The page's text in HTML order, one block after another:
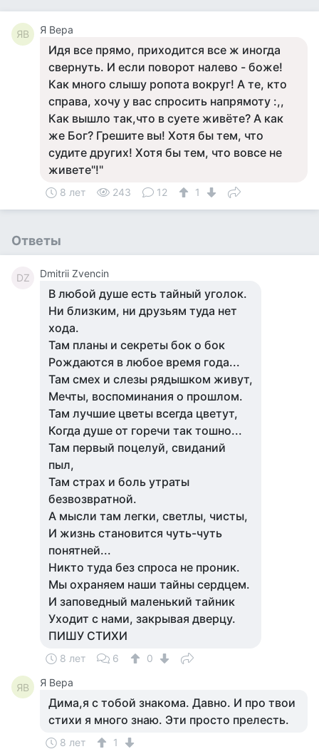
ЯВ Я Вера
Идя все прямо, приходится все ж иногда
свернуть. И если поворот налево - боже!
Как много слышу ропота вокруг! А те, кто
справа, хочу у вас спросить напрямоту :,,
Как вышло так,что в суете живёте? А как
же Бог? Грешите вы! Хотя бы тем, что
судите других! Хотя бы тем, что вовсе не
живете"!"
8 лет 243 12 1
Ответы
DZ Dmitrii Zvencin
В любой душе есть тайный уголок.
Ни близким, ни друзьям туда нет
хода.
Там планы и секреты бок о бок
Рождаются в любое время года...
Там смех и слезы рядышком живут,
Мечты, воспоминания о прошлом.
Там лучшие цветы всегда цветут,
Когда душе от горечи так тошно...
Там первый поцелуй, свиданий
пыл,
Там страх и боль утраты
безвозвратной.
А мысли там легки, светлы, чисты,
И жизнь становится чуть-чуть
понятней...
Никто туда без спроса не проник.
Мы охраняем наши тайны сердцем.
И заповедный маленький тайник
Уходит с нами, закрывая дверцу.
ПИШУ СТИХИ
8 лет 6 0
ЯВ Я Вера
Дима,я с тобой знакома. Давно. И про твои
стихи я много знаю. Эти просто прелесть.
8 лет 1